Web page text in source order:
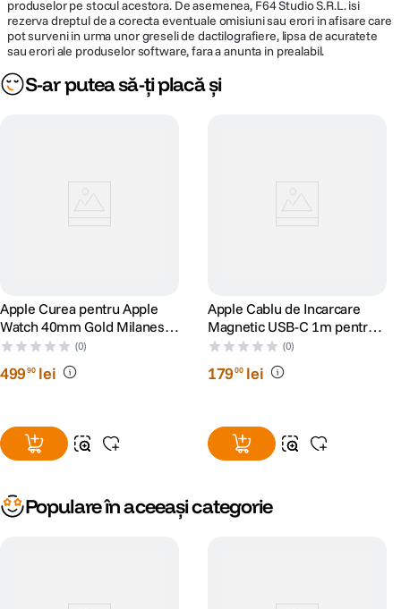
produselor pe stocul acestora. De asemenea, F64 Studio S.R.L. isi
rezerva dreptul de a corecta eventuale omisiuni sau erori in afisare care
pot surveni in urma unor greseli de dactilografiere, lipsa de acuratete
sau erori ale produselor software, fara a anunta in prealabil.
S-ar putea să-ți placă și
Apple Curea pentru Apple
Watch 40mm Gold Milanese
Loop
(0)
49990 lei
Apple Cablu de Incarcare
Magnetic USB-C 1m pentru
Apple Watch(0)
17900 lei
Populare în aceeași categorie